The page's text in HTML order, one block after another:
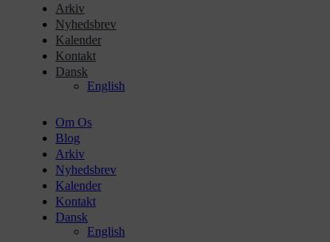
Arkiv
Nyhedsbrev
Kalender
Kontakt
Dansk
English
Om Os
Blog
Arkiv
Nyhedsbrev
Kalender
Kontakt
Dansk
English